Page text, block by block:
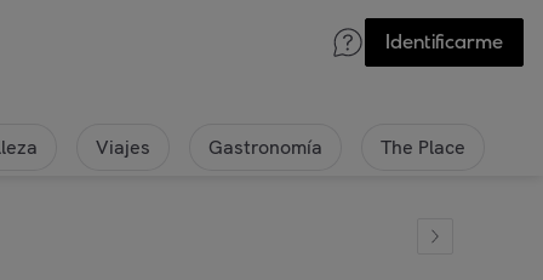
Identificarme
Viajes Gastronomía The Place